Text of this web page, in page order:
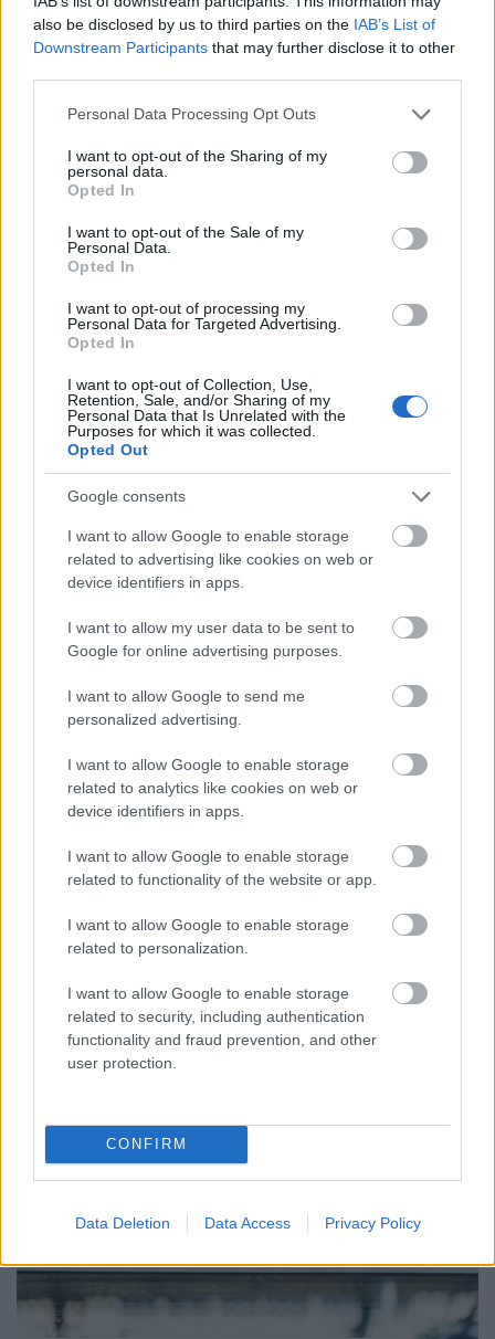
also be disclosed by us to third parties on the IAB’s List of
Downstream Participants that may further disclose it to other
Please note that this website/app uses one or more Google
not limited to your visit or usage behaviour. You may click to
grant or deny consent to Google and its third-party tags to
use your data for below specified purposes in below Google
consent section.
Personal Data Processing Opt Outs
I want to opt-out of the Sharing of my
personal data.
Opted In
I want to opt-out of the Sale of my
Personal Data.
Opted In
I want to opt-out of processing my
Personal Data for Targeted Advertising.
Opted In
I want to opt-out of Collection, Use,
Retention, Sale, and/or Sharing of my
Personal Data that Is Unrelated with the
Purposes for which it was collected.
Opted Out
Google consents
I want to allow Google to enable storage
related to advertising like cookies on web or
device identifiers in apps.
I want to allow my user data to be sent to
Google for online advertising purposes.
I want to allow Google to send me
personalized advertising.
I want to allow Google to enable storage
related to analytics like cookies on web or
device identifiers in apps.
I want to allow Google to enable storage
related to functionality of the website or app.
I want to allow Google to enable storage
related to personalization.
I want to allow Google to enable storage
related to security, including authentication
functionality and fraud prevention, and other
user protection.
CONFIRM
Data Deletion Data Access Privacy Policy
Filmklubunkban Gunda, egy élelemnek szánt
haszonállat életét követhetjük végig, az Európa
Expressz Lengyelországba robog, megismerjük az
európai ...
Biztonság, Európa! – elkezdődött a
lengyel uniós elnökség
Európa Pont•2025. január 14.
Az új év megkezdésével fél évre Lengyelország az
Európai Unió Tanácsának soros elnöke. Az elnökségi
program legfőbb prioritása a biztonság ...